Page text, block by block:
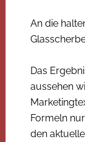
An die
Das
aussehen
Formeln
den